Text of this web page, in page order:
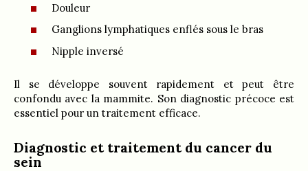
Douleur
Ganglions lymphatiques enflés sous le bras
Nipple inversé
Il se développe souvent rapidement et peut être
confondu avec la mammite. Son diagnostic précoce est
essentiel pour un traitement efficace.
Diagnostic et traitement du cancer du
sein